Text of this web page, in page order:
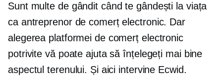
Sunt multe de gândit când te gândești la viața
ca antreprenor de comerț electronic. Dar
alegerea platformei de comerț electronic
potrivite vă poate ajuta să înțelegeți mai bine
aspectul terenului. Și aici intervine Ecwid.